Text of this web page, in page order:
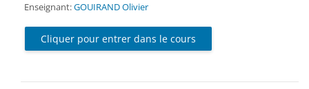
Enseignant:GOUIRAND Olivier
Cliquer pour entrer dans le cours